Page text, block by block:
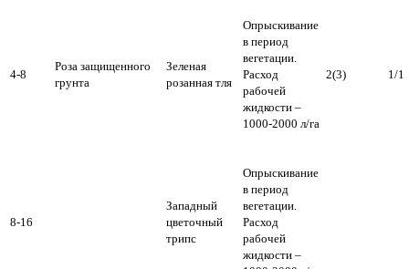
Роза защищенного
грунта
2(3) 1/1
4-8
Зеленая
розанная тля
Опрыскивание
в период
вегетации.
Расход
рабочей
жидкости –
1000-2000 л/га
8-16
Западный
цветочный
трипс
Опрыскивание
в период
вегетации.
Расход
рабочей
жидкости –